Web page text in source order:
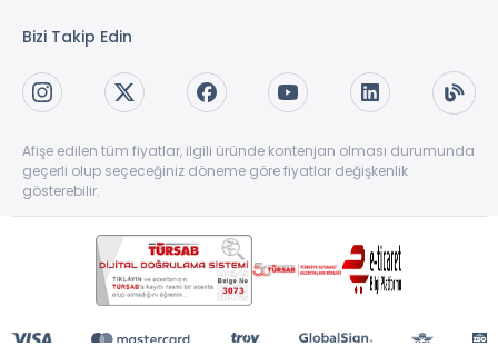
Bizi Takip Edin
Afişe edilen tüm fiyatlar, ilgili üründe kontenjan olması durumunda
geçerli olup seçeceğiniz döneme göre fiyatlar değişkenlik
gösterebilir.